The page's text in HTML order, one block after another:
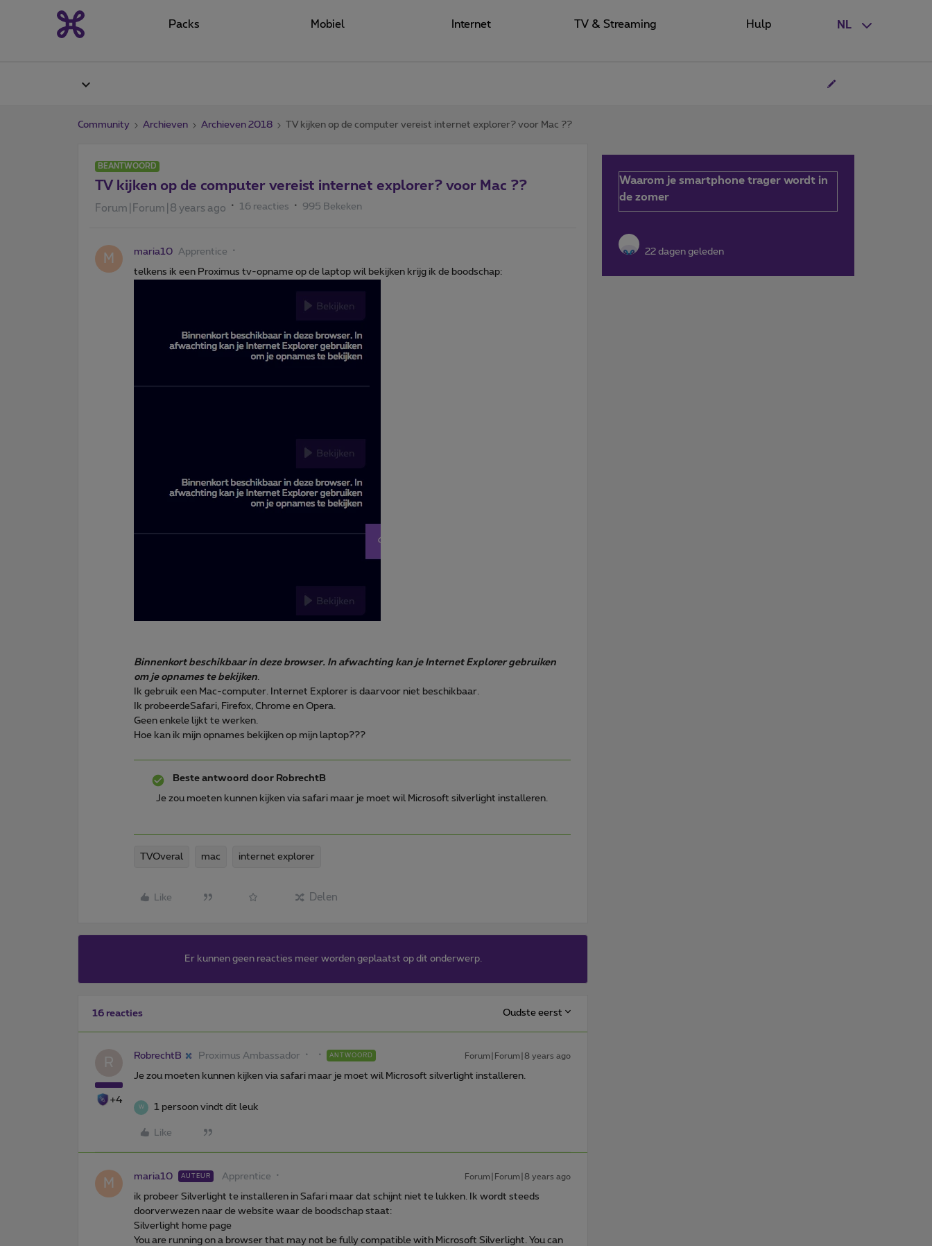
NL
Packs Mobiel Internet TV & Streaming Hulp
Community Archieven Archieven 2018 TV kijken op de computer vereist internet explorer? voor Mac ??
BEANTWOORD
TV kijken op de computer vereist internet explorer? voor Mac ??
Forum|Forum|8 years ago 16 reacties 995 Bekeken
M maria10 Apprentice
telkens ik een Proximus tv-opname op de laptop wil bekijken krijg ik de boodschap:
Binnenkort beschikbaar in deze browser. In afwachting kan je Internet Explorer gebruiken
om je opnames te bekijken
Ik gebruik een Mac-computer. Internet Explorer is daarvoor niet beschikbaar.
Ik probeerdeSafari, Firefox, Chrome en Opera.
Geen enkele lijkt te werken.
Hoe kan ik mijn opnames bekijken op mijn laptop???
Beste antwoord door RobrechtB
Je zou moeten kunnen kijken via safari maar je moet wil Microsoft silverlight installeren.
TVOveral mac internet explorer
Like Delen
Er kunnen geen reacties meer worden geplaatst op dit onderwerp.
16 reacties Oudste eerst
R
+4
RobrechtB Proximus Ambassador ANTWOORD Forum|Forum|8 years ago
Je zou moeten kunnen kijken via safari maar je moet wil Microsoft silverlight installeren.
W 1 persoon vindt dit leuk
Like
M maria10 AUTEUR Apprentice Forum|Forum|8 years ago
ik probeer Silverlight te installeren in Safari maar dat schijnt niet te lukken. Ik wordt steeds
doorverwezen naar de website waar de boodschap staat:
Silverlight home page
You are running on a browser that may not be fully compatible with Microsoft Silverlight. You can
Waarom je smartphone trager wordt in
de zomer
22 dagen geleden